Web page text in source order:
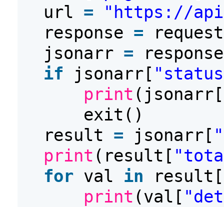
url =
"https://
response =
jsonarr =
if
jsonarr[
print (jsonarr[
exit()
result = jsonarr[
print (result[
for val in result[
print (val[